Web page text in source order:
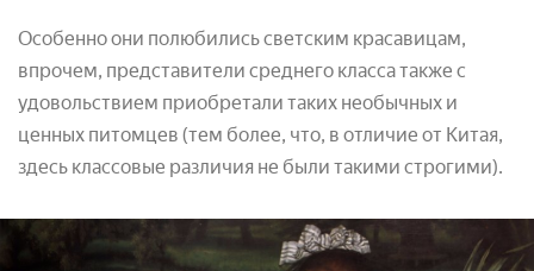
Особенно они полюбились светским красавицам,
впрочем, представители среднего класса также с
удовольствием приобретали таких необычных и
ценных питомцев (тем более, что, в отличие от Китая,
здесь классовые различия не были такими строгими).